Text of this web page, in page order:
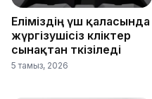
Еліміздің үш қаласында
жүргізушісіз көліктер
сынақтан өткізіледі
5 тамыз, 2026